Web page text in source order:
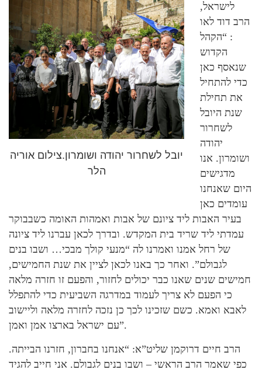
יובל לשחרור יהודה ושומרון.צילום אוריה
הלר
לישראל,
הרב דוד לאו
: “הקהל
הקדוש
שנאסף כאן
כדי להתחיל
את תחילת
שנת היובל
לשחרור
יהודה
ושומרון. אנו
מדגישים
היום שאנחנו
עומדים כאן
בעיר האבות ליד ציונם של אבות ואמהות האומה כשבבוקר
עמדתי ליד שריד בית המקדש. ובדרך לכאן עברנו ליד ציונה
של רחל אמנו ואמרנו לה “מנעי קולך מבכי… ושבו בנים
לגבולם”. ואחר כך באנו לכאן לציין את שנת החמישים,
חמישים שנים שאנו כבר יכולים לחזור, והפעם זו חזרה מלאה
כי הפעם לא צריך לעמוד במדרגה השביעית כדי להתפלל
לאבא ואמא. כשם שזכינו לכך כן נזכה לחזרה מלאה וליישוב
עם ישראל בארצו אמן ואמן”.
הרב חיים דרוקמן שליט”א: “אנחנו בחברון, חזרנו הבייתה.
כפי שאמר הרב הראשי – ושבו בנים לגבולם. אני חייב להגיד